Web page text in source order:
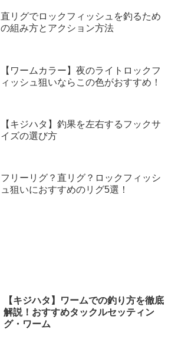
直リグでロックフィッシュを釣るため
の組み方とアクション方法
【ワームカラー】夜のライトロックフ
ィッシュ狙いならこの色がおすすめ！
【キジハタ】釣果を左右するフックサ
イズの選び方
フリーリグ？直リグ？ロックフィッシ
ュ狙いにおすすめのリグ5選！
【キジハタ】ワームでの釣り方を徹底
解説！おすすめタックルセッティン
グ・ワーム